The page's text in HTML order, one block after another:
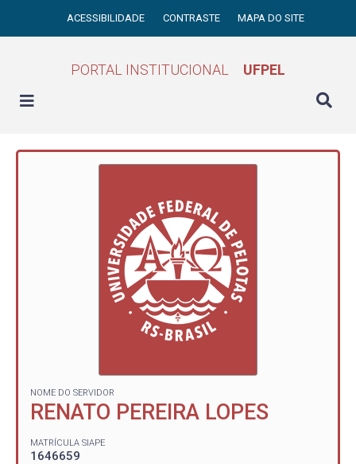
ACESSIBILIDADE CONTRASTE MAPA DO SITE
PORTAL INSTITUCIONAL UFPEL
NOME DO SERVIDOR
RENATO PEREIRA LOPES
MATRÍCULA SIAPE
1646659